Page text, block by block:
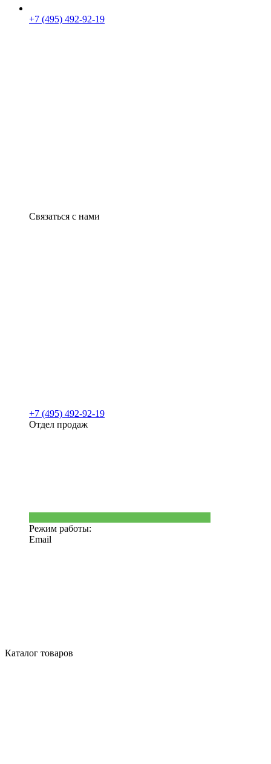
+7 (495) 492-92-19
Связаться с нами
+7 (495) 492-92-19
Отдел продаж
Режим работы:
Email
Каталог товаров